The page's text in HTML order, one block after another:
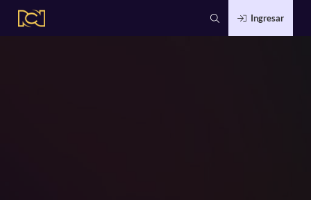
Ingresar